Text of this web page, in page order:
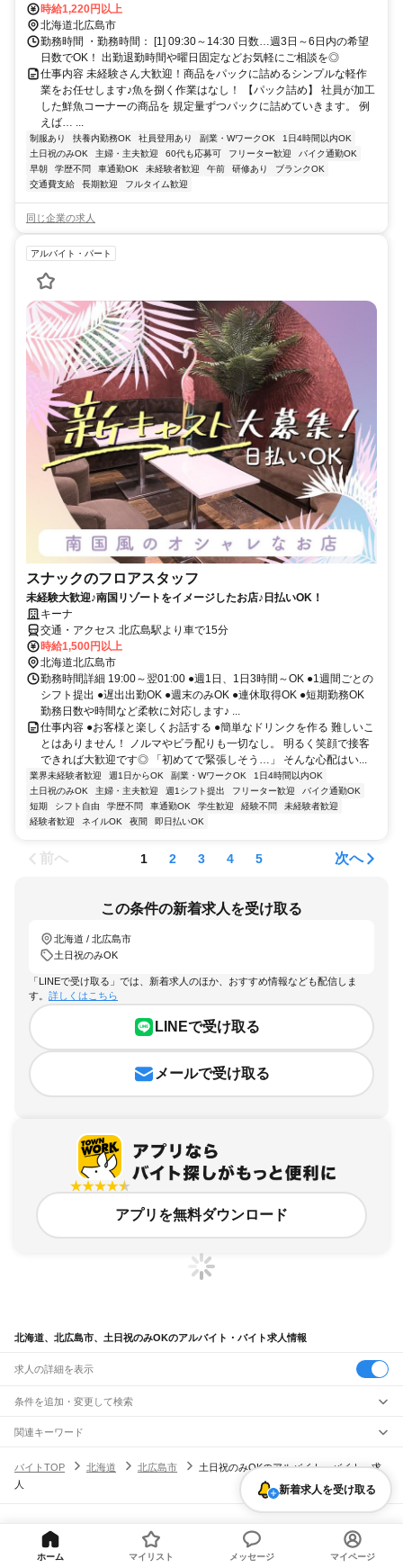
（北海道）1番口徒歩約93分、札幌市営東西線 大谷地5番口徒歩約94
分
時給1,220円以上
北海道北広島市
勤務時間 ・勤務時間： [1] 09:30～14:30 日数…週3日～6日内の希望
日数でOK！ 出勤退勤時間や曜日固定などお気軽にご相談を◎
仕事内容 未経験さん大歓迎！商品をパックに詰めるシンプルな軽作
業をお任せします♪魚を捌く作業はなし！ 【パック詰め】 社員が加工
した鮮魚コーナーの商品を 規定量ずつパックに詰めていきます。 例
えば… ...
制服あり 扶養内勤務OK 社員登用あり 副業・WワークOK
1日4時間以内OK
土日祝のみOK
主婦・主夫歓迎 60代も応募可 フリーター歓迎
バイク通勤OK
早朝
学歴不問 車通勤OK 未経験者歓迎 午前 研修あり
ブランクOK
交通費支給
長期歓迎 フルタイム歓迎
同じ企業の求人
アルバイト・パート
スナックのフロアスタッフ
未経験大歓迎♪南国リゾートをイメージしたお店♪日払いOK！
キーナ
交通・アクセス 北広島駅より車で15分
時給1,500円以上
北海道北広島市
勤務時間詳細 19:00～翌01:00 ●週1日、1日3時間～OK ●1週間ごとの
シフト提出 ●遅出出勤OK ●週末のみOK ●連休取得OK ●短期勤務OK
勤務日数や時間など柔軟に対応します♪ ...
仕事内容 ●お客様と楽しくお話する ●簡単なドリンクを作る 難しいこ
とはありません！ ノルマやビラ配りも一切なし。 明るく笑顔で接客
できれば大歓迎です◎ 「初めてで緊張しそう…」 そんな心配はい...
業界未経験者歓迎 週1日からOK 副業・WワークOK
1日4時間以内OK
土日祝のみOK
主婦・主夫歓迎 週1シフト提出 フリーター歓迎
バイク通勤OK
短期
シフト自由 学歴不問 車通勤OK 学生歓迎 経験不問
未経験者歓迎
経験者歓迎
ネイルOK 夜間 即日払いOK
前へ 1 2 3 4 5 次へ
この条件の新着求人を受け取る
北海道 / 北広島市
土日祝のみOK
「LINEで受け取る」では、新着求人のほか、おすすめ情報なども配信しま
す。 詳しくはこちら
LINEで受け取る
メールで受け取る
アプリを無料ダウンロード
北海道、北広島市、土日祝のみOKのアルバイト・バイト求人情報
求人の詳細を表示
条件を追加・変更して検索
市区町村を追加・変更
北海道すべて
手稲区清田区
苫小牧市
芦別市 紋別市 三笠市根室市
千歳市
砂川市歌志内市 富良野市登別市恵庭市
北広島市
駅を追加・変更
新函館北斗駅仁山駅大沼駅大沼公園駅
落部駅野田生駅 八雲駅山崎駅 国縫駅中ノ沢駅
JR函館本線(長万部～小樽)
飲食・フードサービス
すべて
ホールスタッフ
キッチンスタッフ 皿洗い・洗い場精肉・鮮魚加工
給食調理
パン屋（ベーカリー）
フードカウンター販売員 バー（BAR）・バーテンダー
人気
日払いOK
学生歓迎深夜の仕事 髪型・髪色自由 ネイルOK
雇用形態を追加・変更
関連キーワード
北海道 北広島市 平日のみOK 土日祝日休み北海道 札幌市 土日祝のみ ok
北海道 北斗市 土日祝のみ
バイトTOP 北海道 北広島市
土日祝のみOKのアルバイト・バイト・求
人
新着求人を受け取る
ヘルプ・お問い合わせ サイトマップ
利用規約・プライバシーポリシー
[企業]求人広告の掲載相談
ホーム マイリスト メッセージ マイページ